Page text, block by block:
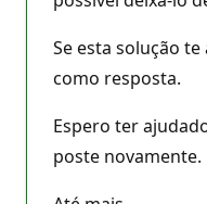
Se esta solução
como resposta.
Espero ter
poste novamente.